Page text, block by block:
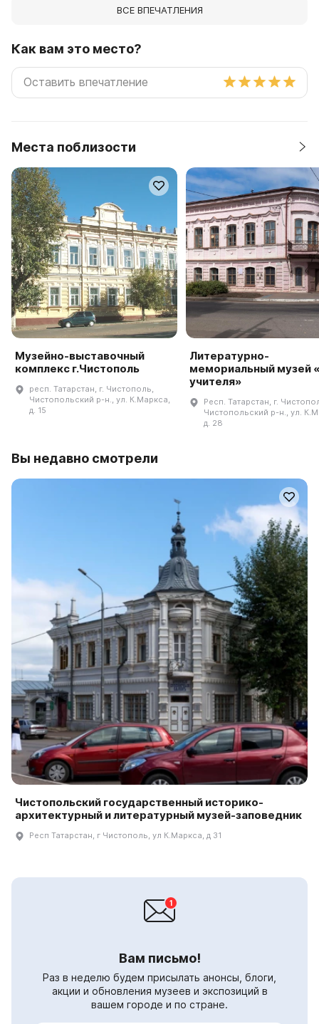
ВСЕ ВПЕЧАТЛЕНИЯ
Как вам это место?
Места поблизости
Музейно-выставочный
комплекс г.Чистополь
респ. Татарстан, г. Чистополь,
Чистопольский р-н., ул. К.Маркса,
д. 15
Литературно-
мемориальный музей
учителя»
Респ. Татарстан, г.
Чистопольский р-н., ул.
д. 28
Вы недавно смотрели
Чистопольский государственный историко-
архитектурный и литературный музей-заповедник
Респ Татарстан, г Чистополь, ул К.Маркса, д 31
Вам письмо!
Раз в неделю будем присылать анонсы, блоги,
акции и обновления музеев и экспозиций в
вашем городе и по стране.